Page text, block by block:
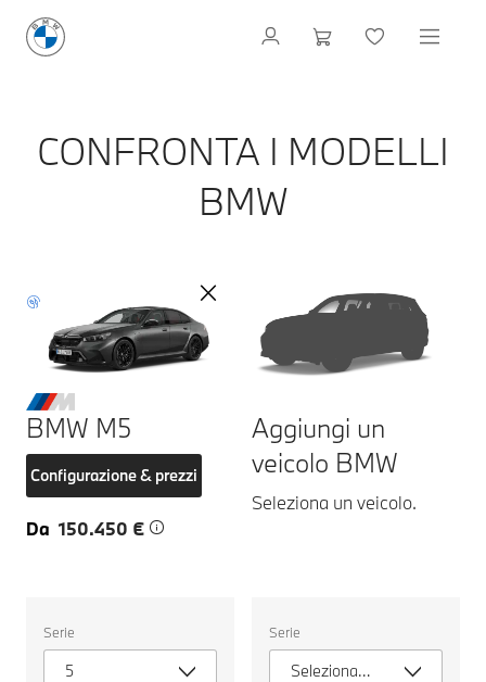
CONFRONTA I MODELLI
BMW
BMW M5
Configurazione & prezzi
Da 150.450 €
un
veicolo.
Serie
5
Aggiungi un
veicolo BMW
Seleziona un veicolo.
un
veicolo.
Serie
Seleziona